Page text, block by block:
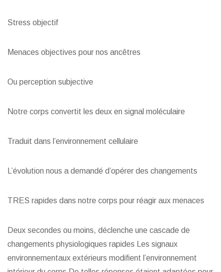
Stress objectif
Menaces objectives pour nos ancêtres
Ou perception subjective
Notre corps convertit les deux en signal moléculaire
Traduit dans l’environnement cellulaire
L’évolution nous a demandé d’opérer des changements
TRES rapides dans notre corps pour réagir aux menaces
Deux secondes ou moins, déclenche une cascade de
changements physiologiques rapides Les signaux
environnementaux extérieurs modifient l’environnement